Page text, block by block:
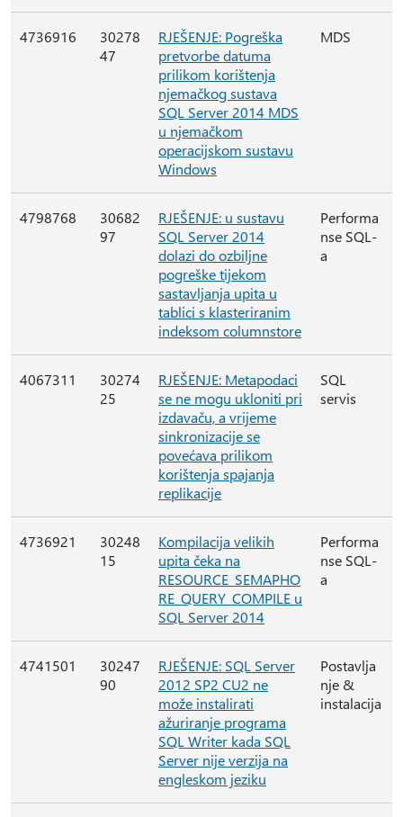
4736916
30278
47
RJEŠENJE: Pogreška
pretvorbe datuma
prilikom korištenja
njemačkog sustava
SQL Server 2014 MDS
u njemačkom
operacijskom sustavu
Windows
MDS
4798768
30682
97
RJEŠENJE: u sustavu
SQL Server 2014
dolazi do ozbiljne
pogreške tijekom
sastavljanja upita u
tablici s klasteriranim
indeksom columnstore
Performa
nse SQL-
a
4067311
30274
25
RJEŠENJE: Metapodaci
se ne mogu ukloniti pri
izdavaču, a vrijeme
sinkronizacije se
povećava prilikom
korištenja spajanja
replikacije
SQL
servis
4736921
30248
15
Kompilacija velikih
upita čeka na
RESOURCE_SEMAPHO
RE_QUERY_COMPILE u
SQL Server 2014
Performa
nse SQL-
a
4741501
30247
90
RJEŠENJE: SQL Server
2012 SP2 CU2 ne
može instalirati
ažuriranje programa
SQL Writer kada SQL
Server nije verzija na
engleskom jeziku
Postavlja
nje &
instalacija